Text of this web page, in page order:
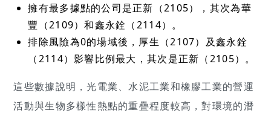
擁有最多據點的公司是正新（2105），其次為華
豐（2109）和鑫永銓（2114）。
排除風險為0的場域後，厚生（2107）及鑫永銓
（2114）影響比例最大，其次是正新（2105）。
這些數據說明，光電業、水泥工業和橡膠工業的營運
活動與生物多樣性熱點的重疊程度較高，對環境的潛